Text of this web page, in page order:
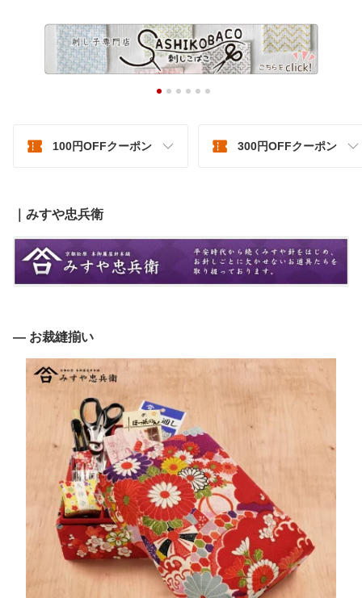
100円OFFクーポン 300円OFFクーポン
｜みすや忠兵衛
― お裁縫揃い